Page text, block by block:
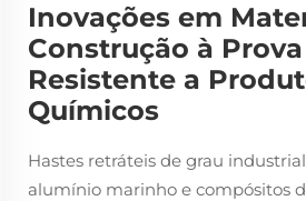
Inovações em
Construção à
Resistente a
Químicos
Hastes retráteis de grau
alumínio marinho e compósitos